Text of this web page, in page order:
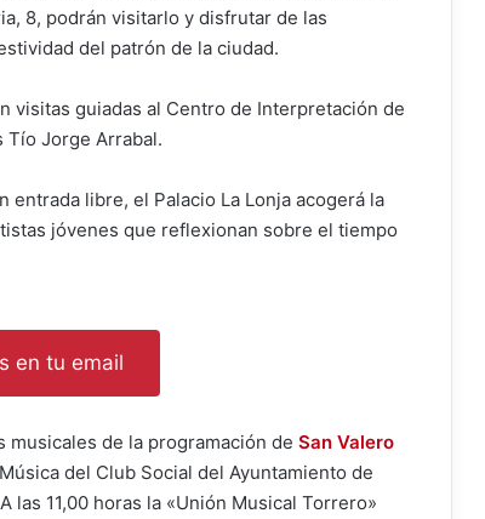
8, podrán visitarlo y disfrutar de las
del patrón de la ciudad.
visitas guiadas al Centro de Interpretación de
Tío Jorge Arrabal.
libre, el Palacio La Lonja acogerá la
jóvenes que reflexionan sobre el tiempo
en tu email
musicales de la programación de San Valero
del Club Social del Ayuntamiento de
las 11,00 horas la «Unión Musical Torrero»